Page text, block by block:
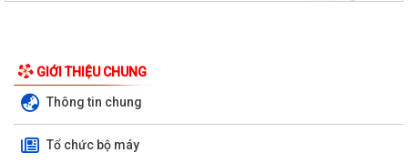
GIỚI THIỆU CHUNG
Thông tin chung
Tổ chức bộ máy